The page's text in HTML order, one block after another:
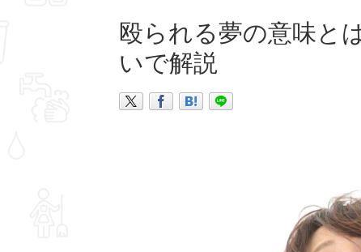
マナー 趣味
殴られる夢の意味と
いで解説